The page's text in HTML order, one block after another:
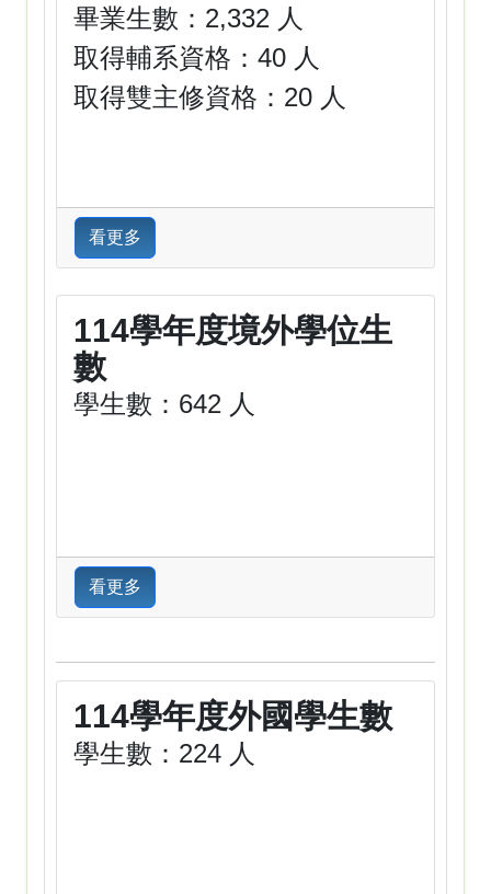
畢業生數：2,332 人
取得輔系資格：40 人
取得雙主修資格：20 人
看更多
114學年度境外學位生
數
學生數：642 人
看更多
114學年度外國學生數
學生數：224 人